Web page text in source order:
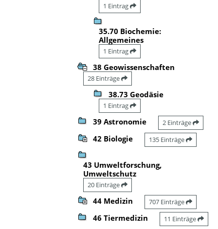
1 Eintrag
35.70 Biochemie:
Allgemeines
1 Eintrag
38 Geowissenschaften
28 Einträge
38.73 Geodäsie
1 Eintrag
39 Astronomie 2 Einträge
42 Biologie 135 Einträge
43 Umweltforschung,
Umweltschutz
20 Einträge
44 Medizin 707 Einträge
46 Tiermedizin 11 Einträge